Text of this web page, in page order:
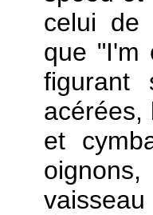
celui de
que "I'm
acérées,
et